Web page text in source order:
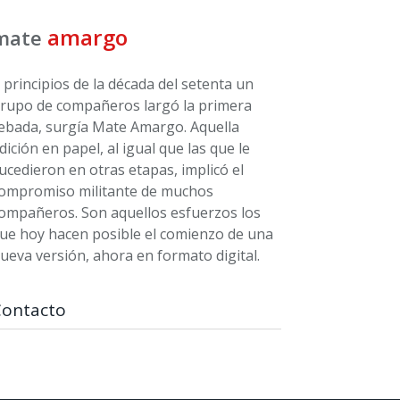
amargo
principios de la década del setenta un
de compañeros largó la primera
surgía Mate Amargo. Aquella
en papel, al igual que las que le
en otras etapas, implicó el
militante de muchos
Son aquellos esfuerzos los
hoy hacen posible el comienzo de una
versión, ahora en formato digital.